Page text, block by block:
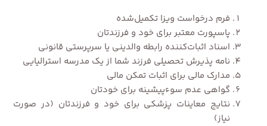
فرم درخواست ویزا تکمیل‌شده
پاسپورت معتبر برای خود و فرزندتان
اسناد اثبات‌کننده رابطه والدینی یا سرپرستی قانونی
نامه پذیرش تحصیلی فرزند شما از یک مدرسه استرالیایی
مدارک مالی برای اثبات تمکن مالی
گواهی عدم سوءپیشینه برای خودتان
نتایج معاینات پزشکی برای خود و فرزندتان (در صورت
نیاز)